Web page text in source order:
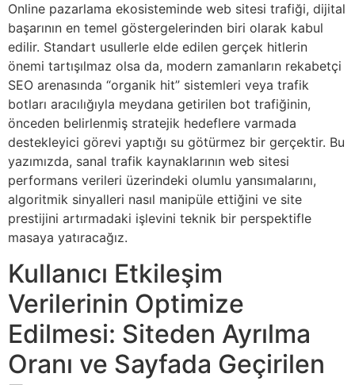
Online pazarlama ekosisteminde web sitesi trafiği, dijital
başarının en temel göstergelerinden biri olarak kabul
edilir. Standart usullerle elde edilen gerçek hitlerin
önemi tartışılmaz olsa da, modern zamanların rekabetçi
SEO arenasında “organik hit” sistemleri veya trafik
botları aracılığıyla meydana getirilen bot trafiğinin,
önceden belirlenmiş stratejik hedeflere varmada
destekleyici görevi yaptığı su götürmez bir gerçektir. Bu
yazımızda, sanal trafik kaynaklarının web sitesi
performans verileri üzerindeki olumlu yansımalarını,
algoritmik sinyalleri nasıl manipüle ettiğini ve site
prestijini artırmadaki işlevini teknik bir perspektifle
masaya yatıracağız.
Kullanıcı Etkileşim
Verilerinin Optimize
Edilmesi: Siteden Ayrılma
Oranı ve Sayfada Geçirilen